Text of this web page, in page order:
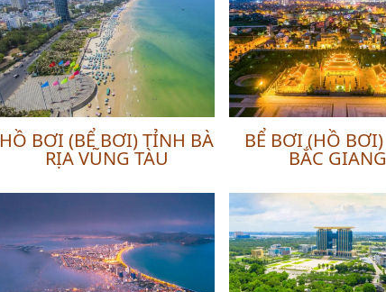
HỒ BƠI (BỂ BƠI) TỈNH BÀ
RỊA VŨNG TÀU
BỂ BƠI (HỒ
BẮC GIANG